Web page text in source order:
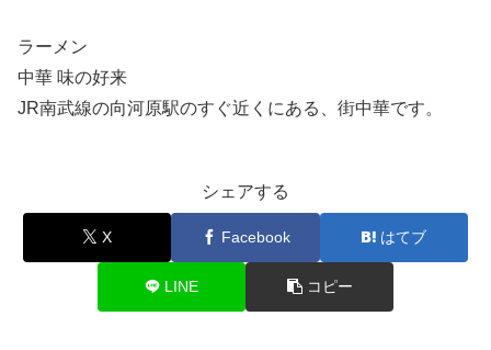
ラーメン
中華 味の好来
JR南武線の向河原駅のすぐ近くにある、街中華です。
シェアする
X Facebook はてブ
LINE コピー